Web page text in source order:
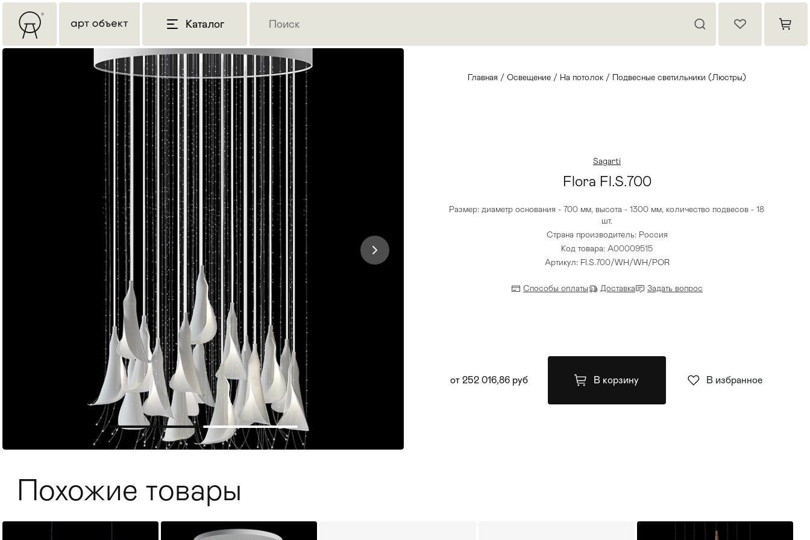
Каталог
Кровати Комоды и тумбы
Мебель для ванных комнат
Главная / Освещение / На потолок / Подвесные светильники (Люстры)
Sagarti
Flora Fl.S.700
Размер: диаметр основания - 700 мм, высота - 1300 мм, количество подвесов - 18
шт.
Страна производитель: Россия
Код товара: A00009515
Артикул: Fl.S.700/WH/WH/POR
Способы оплаты Доставка Задать вопрос
от 252 016,86 руб В корзину В избранное
Похожие товары